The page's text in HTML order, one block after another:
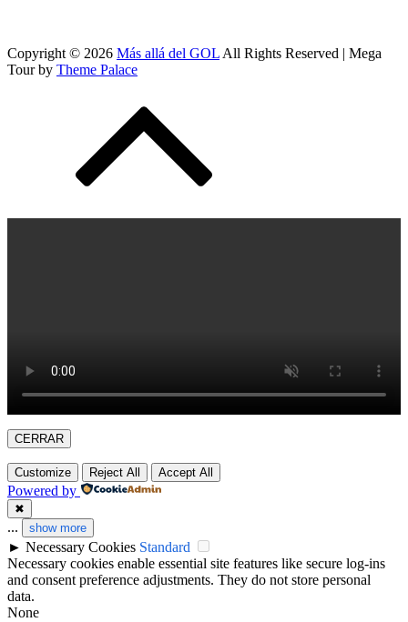
Copyright © 2026 Más allá del GOL All Rights Reserved | Mega
Tour by Theme Palace
CERRAR
Customize Reject All Accept All
Powered by
✖
... show more
► Necessary Cookies Standard
Necessary cookies enable essential site features like secure log-ins
and consent preference adjustments. They do not store personal
data.
None